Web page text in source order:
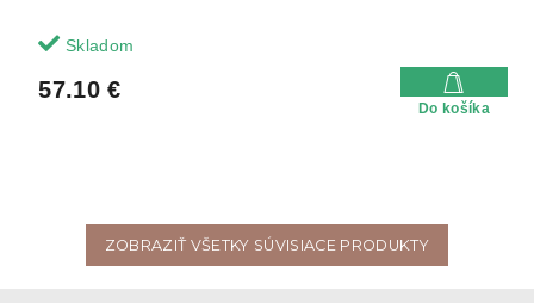
Skladom
57.10 €
Do košíka
ZOBRAZIŤ VŠETKY SÚVISIACE PRODUKTY